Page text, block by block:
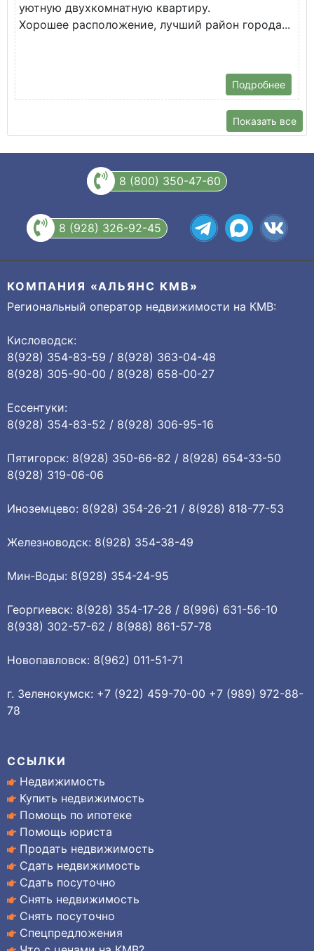
уютную двухкомнатную квартиру.
Хорошее расположение, лучший район города...
Подробнее
Показать все
8 (800) 350-47-60
8 (928) 326-92-45
КОМПАНИЯ «АЛЬЯНС КМВ»
Региональный оператор недвижимости на КМВ:
Кисловодск:
8(928) 354-83-59 / 8(928) 363-04-48
8(928) 305-90-00 / 8(928) 658-00-27
Ессентуки:
8(928) 354-83-52 / 8(928) 306-95-16
Пятигорск: 8(928) 350-66-82 / 8(928) 654-33-50
8(928) 319-06-06
Иноземцево: 8(928) 354-26-21 / 8(928) 818-77-53
Железноводск: 8(928) 354-38-49
Мин-Воды: 8(928) 354-24-95
Георгиевск: 8(928) 354-17-28 / 8(996) 631-56-10
8(938) 302-57-62 / 8(988) 861-57-78
Новопавловск: 8(962) 011-51-71
г. Зеленокумск: +7 (922) 459-70-00 +7 (989) 972-88-
78
ССЫЛКИ
Недвижимость
Купить недвижимость
Помощь по ипотеке
Помощь юриста
Продать недвижимость
Сдать недвижимость
Сдать посуточно
Снять недвижимость
Снять посуточно
Спецпредложения